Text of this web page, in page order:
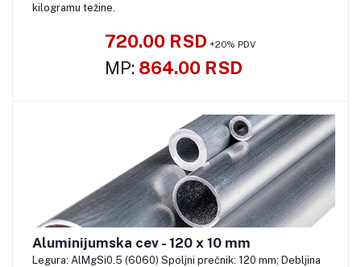
kilogramu težine.
720.00 RSD +20% PDV
MP: 864.00 RSD
Pozovite
Aluminijumska cev - 120 x 10 mm
Legura: AlMgSi0.5 (6060) Spoljni prečnik: 120 mm; Debljina